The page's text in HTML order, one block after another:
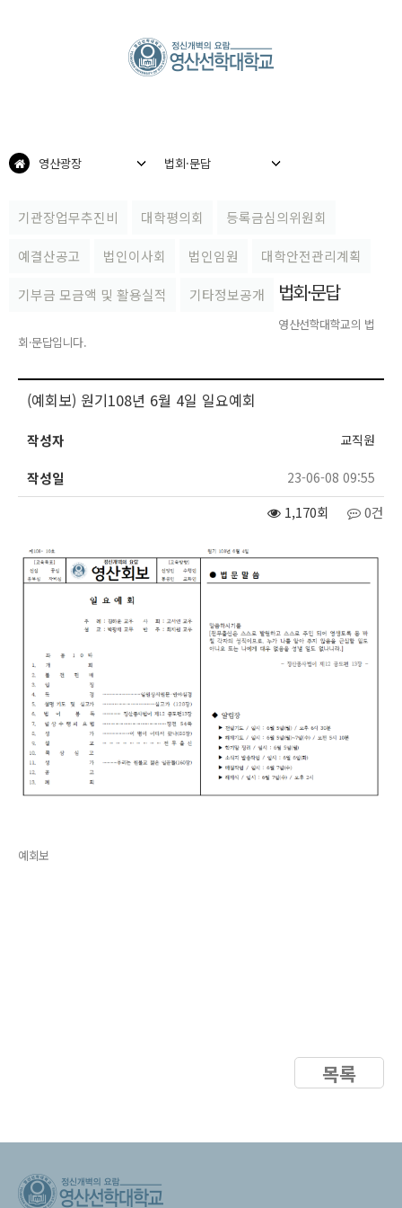
법회·문답
영산광장
기관장업무추진비 대학평의회 등록금심의위원회
예결산공고 법인이사회 법인임원 대학안전관리계획
기부금 모금액 및 활용실적 기타정보공개 법회·문답
영산선학대학교의 법
회·문답입니다.
(예회보) 원기108년 6월 4일 일요예회
작성자 교직원
작성일 23-06-08 09:55
0건
1,170회
예회보
목록